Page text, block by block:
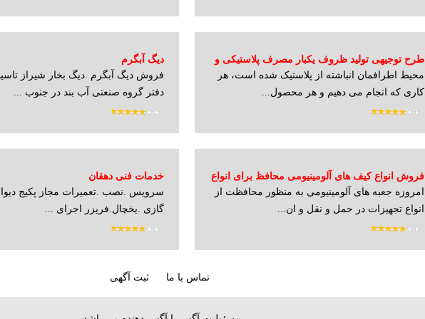
طرح توجیهی تولید ظروف یکبار مصرف پلاستیکی و
آلومینیومی
محیط اطرافمان انباشته از پلاستیک شده است، هر
کاری که انجام می دهیم و هر محصول...
دیگ آبگرم
فروش دیگ آبگرم .دیگ بخار شیراز
دفتر گروه صنعتی آب بند در جنوب ...
فروش انواع کیف های آلومینیومی محافظ برای انواع
تجهیزات
امروزه جعبه های آلومینیومی به منظور محافظت از
انواع تجهیزات در حمل و نقل و ان...
خدمات فنی دهقان
سرویس .نصب .تعمیرات مجاز پکیج
گازی .یخچال.فریزر اجرای ...
تماس با ما ثبت آگهی